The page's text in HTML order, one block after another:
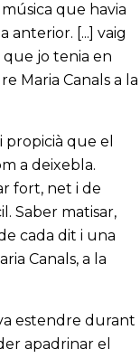
que havia
[...] vaig
jo tenia en
Maria Canals a la
que el
a deixebla.
fort, net i de
Saber matisar,
cada dit i una
Canals, a la
estendre durant
apadrinar el